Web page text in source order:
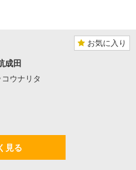
お気に入り
成田
ウナリタ
見る